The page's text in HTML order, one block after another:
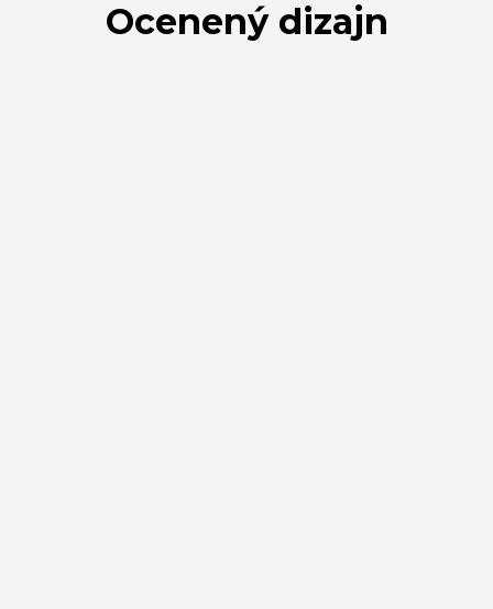
Ocenený dizajn